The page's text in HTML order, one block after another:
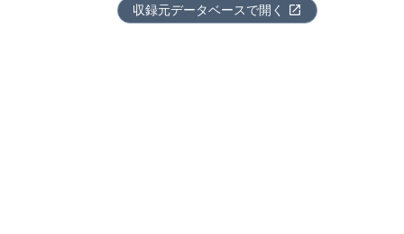
収録元データベースで開く